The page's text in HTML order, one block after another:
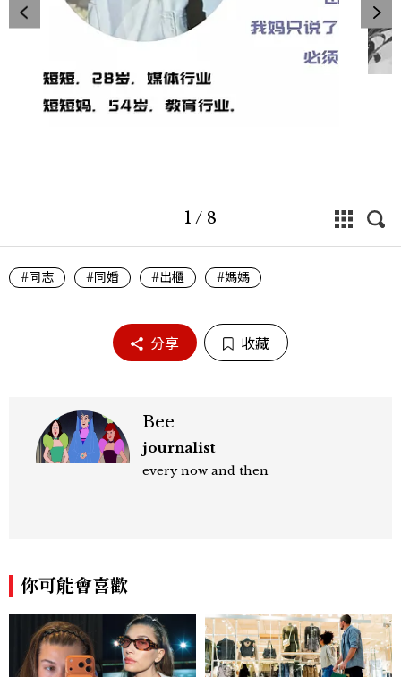
1 / 8
#同志 #同婚 #出櫃 #媽媽
分享 收藏
Bee
journalist
every now and then
你可能會喜歡